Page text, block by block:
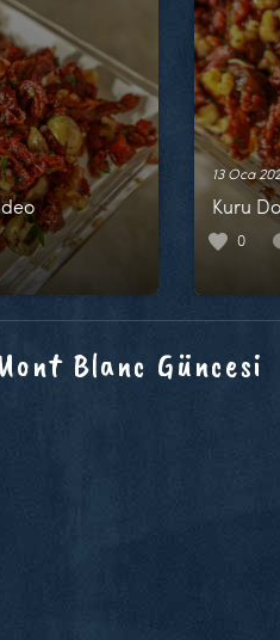
13 Oca
Kuru
0
Blanc Güncesi